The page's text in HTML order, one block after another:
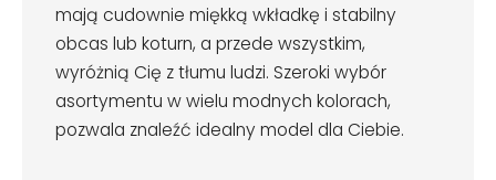
mają cudownie miękką wkładkę i stabilny
obcas lub koturn, a przede wszystkim,
wyróżnią Cię z tłumu ludzi. Szeroki wybór
asortymentu w wielu modnych kolorach,
pozwala znaleźć idealny model dla Ciebie.